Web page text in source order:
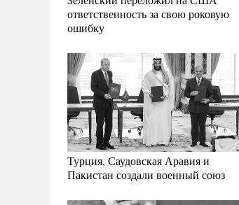
ответственность за свою роковую
ошибку
Турция, Саудовская Аравия и
Пакистан создали военный союз